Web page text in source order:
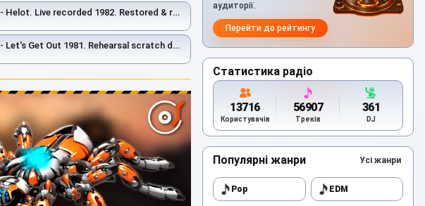
- Helot. Live recorded 1982. Restored & remastered 2026
- Let's Get Out 1981. Rehearsal scratch demo. Restored and remastered 2026.
аудиторії.
Перейти до рейтингу
Статистика радіо
13716
Користувачів
56907
Треків
361
DJ
Популярні жанри Усі жанри
Pop EDM